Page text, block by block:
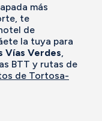
más
te
de
la tuya para
Vías Verdes
BTT y rutas de
de Tortosa-